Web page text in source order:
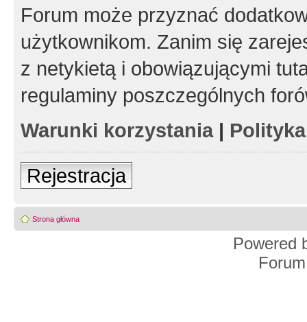
Forum może przyznać
użytkownikom. Zanim się
z netykietą i obowiązującymi
regulaminy poszczególnych
Warunki korzystania|
Rejestracja
Strona główna
Powered